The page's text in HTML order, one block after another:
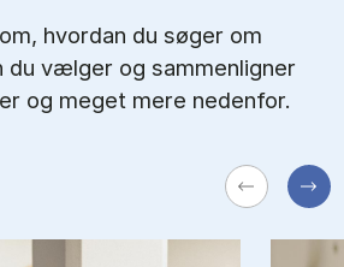
hvordan du søger om
du vælger og sammenligner
og meget mere nedenfor.